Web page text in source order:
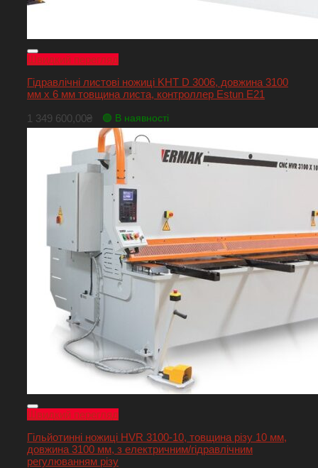
Швидкий перегляд
Гідравлічні листові ножиці KHT D 3006, довжина 3100
мм х 6 мм товщина листа, контроллер Estun E21
1 349 600,00₴ 🟢 В наявності
Швидкий перегляд
Гільйотинні ножиці HVR 3100-10, товщина різу 10 мм,
довжина 3100 мм, з електричним/гідравлічним
регулюванням різу